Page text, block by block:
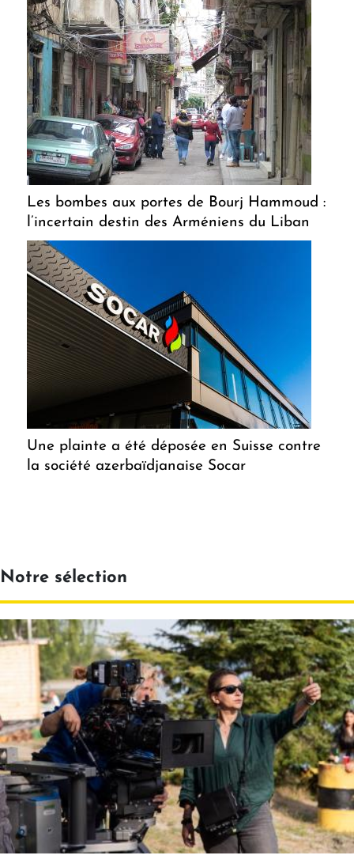
Les bombes aux portes de Bourj Hammoud :
l’incertain destin des Arméniens du Liban
Une plainte a été déposée en Suisse contre
la société azerbaïdjanaise Socar
Notre sélection